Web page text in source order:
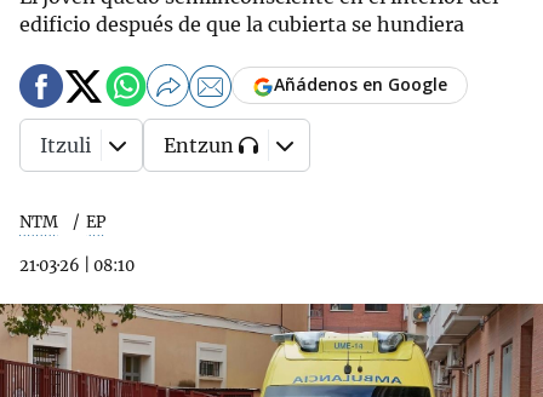
edificio después de que la cubierta se hundiera
NTM EP
21·03·26 08:10
Añádenos en Google
Itzuli Entzun